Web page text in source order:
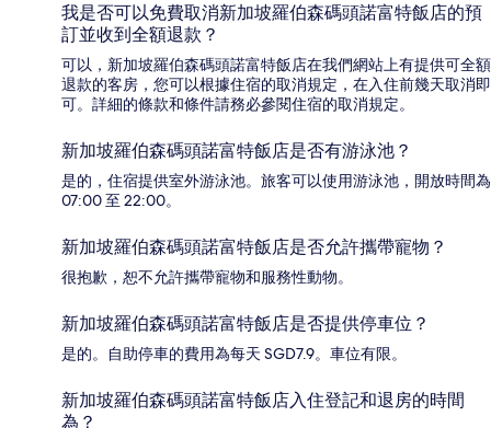
我是否可以免費取消新加坡羅伯森碼頭諾富特飯店的預
訂並收到全額退款？
可以，新加坡羅伯森碼頭諾富特飯店在我們網站上有提供可全額
退款的客房，您可以根據住宿的取消規定，在入住前幾天取消即
可。詳細的條款和條件請務必參閱住宿的取消規定。
新加坡羅伯森碼頭諾富特飯店是否有游泳池？
是的，住宿提供室外游泳池。旅客可以使用游泳池，開放時間為
07:00 至 22:00。
新加坡羅伯森碼頭諾富特飯店是否允許攜帶寵物？
很抱歉，恕不允許攜帶寵物和服務性動物。
新加坡羅伯森碼頭諾富特飯店是否提供停車位？
是的。自助停車的費用為每天 SGD7.9。車位有限。
新加坡羅伯森碼頭諾富特飯店入住登記和退房的時間
為？